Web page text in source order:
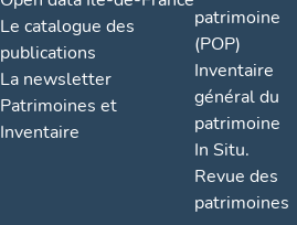
Le catalogue des
publications
La newsletter
Patrimoines et
Inventaire
patrimoine
(POP)
Inventaire
général du
patrimoine
In Situ.
Revue des
patrimoines